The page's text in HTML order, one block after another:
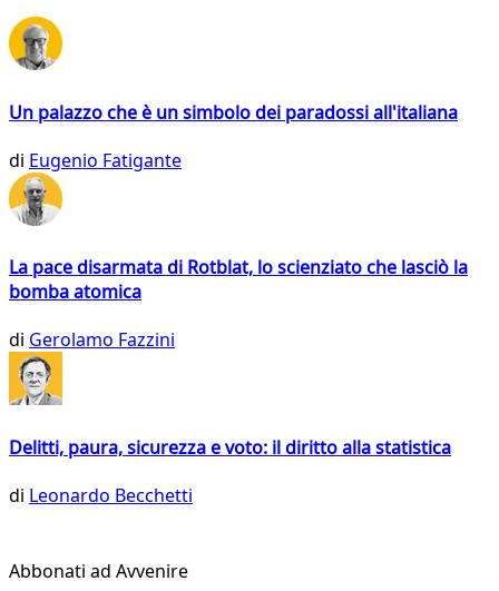
Un palazzo che è un simbolo dei paradossi all'italiana
di Eugenio Fatigante
La pace disarmata di Rotblat, lo scienziato che lasciò la
bomba atomica
di Gerolamo Fazzini
Delitti, paura, sicurezza e voto: il diritto alla statistica
di Leonardo Becchetti
Abbonati ad Avvenire